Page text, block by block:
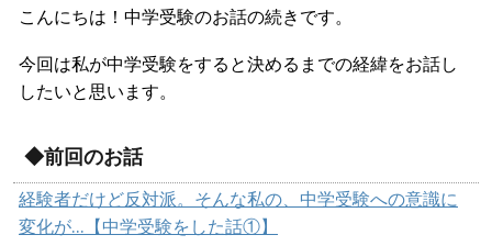
こんにちは！中学受験のお話の続きです。
今回は私が中学受験をすると決めるまでの経緯をお話し
したいと思います。
◆前回のお話
経験者だけど反対派。そんな私の、中学受験への意識に
変化が…【中学受験をした話①】